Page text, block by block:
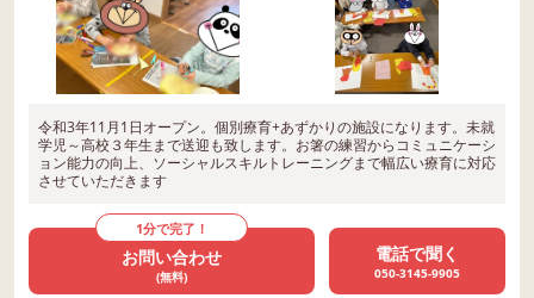
令和3年11月1日オープン。個別療育+あずかりの施設になります。未就
学児～高校３年生まで送迎も致します。お箸の練習からコミュニケーシ
ョン能力の向上、ソーシャルスキルトレーニングまで幅広い療育に対応
させていただきます
1分で完了！
お問い合わせ
(無料)
電話で聞く
050-3145-9905